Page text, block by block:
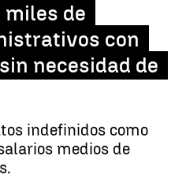
miles de
con
necesidad de
indefinidos como
medios de